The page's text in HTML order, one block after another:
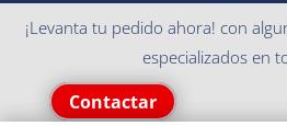
¡Levanta tu pedido ahora! con
especializados en
Contactar